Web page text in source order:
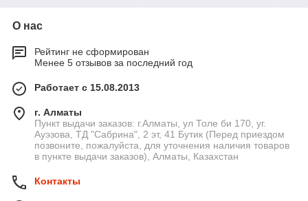
О нас
Рейтинг не сформирован
Менее 5 отзывов за последний год
Работает с 15.08.2013
г. Алматы
Пункт выдачи заказов: г.Алматы, ул Толе би 170, уг.
Ауэзова, ТД "Сабрина", 2 эт, 41 Бутик (Перед приездом
позвоните, пожалуйста, для уточнения наличия товаров
в пункте выдачи заказов), Алматы, Казахстан
Контакты